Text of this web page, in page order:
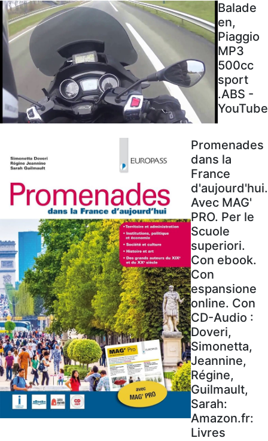
Balade
en,
Piaggio
MP3
500cc
sport
.ABS -
YouTube
Promenades
dans la
France
d'aujourd'hui.
Avec MAG'
PRO. Per le
Scuole
superiori.
Con ebook.
Con
espansione
online. Con
CD-Audio :
Doveri,
Simonetta,
Jeannine,
Régine,
Guilmault,
Sarah:
Amazon.fr:
Livres